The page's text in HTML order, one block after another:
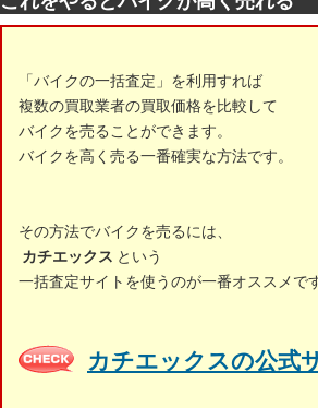
「バイクの一括査定」を利用すれば
複数の買取業者の買取価格を比較して
バイクを売ることができます。
バイクを高く売る一番確実な方法です。
その方法でバイクを売るには、
カチエックス という
一括査定サイトを使うのが一番オススメです
カチエックスの公式